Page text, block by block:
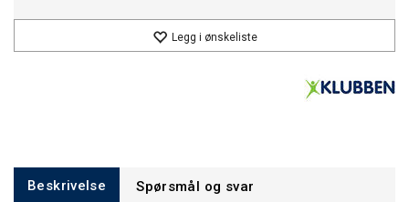
Legg i ønskeliste
Beskrivelse Spørsmål og svar